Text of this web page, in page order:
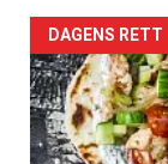
Forsiden
akkurat
nå
DAGENS RETT